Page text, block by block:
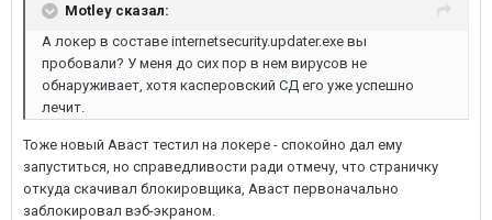
Motley сказал:
А локер в составе internetsecurity.updater.exe вы
пробовали? У меня до сих пор в нем вирусов не
обнаруживает, хотя касперовский СД его уже успешно
лечит.
Тоже новый Аваст тестил на локере - спокойно дал ему
запуститься, но справедливости ради отмечу, что страничку
откуда скачивал блокировщика, Аваст первоначально
заблокировал вэб-экраном.